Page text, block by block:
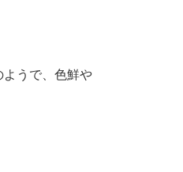
うで、色鮮や